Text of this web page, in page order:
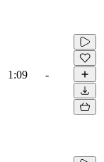
1:09 -